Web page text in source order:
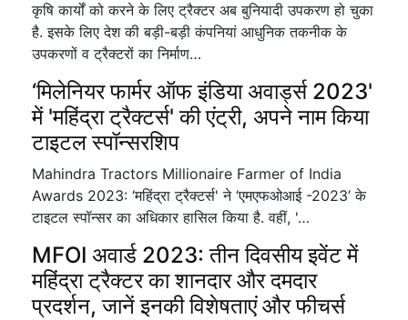
कृषि कार्यों को करने के लिए ट्रैक्टर अब बुनियादी उपकरण हो चुका
है. इसके लिए देश की बड़ी-बड़ी कंपनियां आधुनिक तकनीक के
उपकरणों व ट्रैक्टरों का निर्माण…
‘मिलेनियर फार्मर ऑफ इंडिया अवार्ड्स 2023'
में 'महिंद्रा ट्रैक्टर्स' की एंट्री, अपने नाम किया
टाइटल स्पॉन्सरशिप
Mahindra Tractors Millionaire Farmer of India
Awards 2023: ‘महिंद्रा ट्रैक्टर्स' ने ‘एमएफओआई -2023’ के
टाइटल स्पॉन्सर का अधिकार हासिल किया है. वहीं, '…
MFOI अवार्ड 2023: तीन दिवसीय इवेंट में
महिंद्रा ट्रैक्टर का शानदार और दमदार
प्रदर्शन, जानें इनकी विशेषताएं और फीचर्स